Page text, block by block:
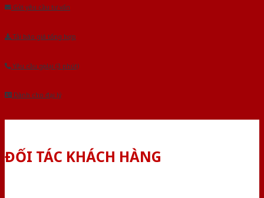
Gửi yêu cầu tư vấn
Tải báo giá tổng hợp
Yêu cầu gọi lại (3 phút)
Dành cho đại lý
ĐỐI TÁC KHÁCH HÀNG